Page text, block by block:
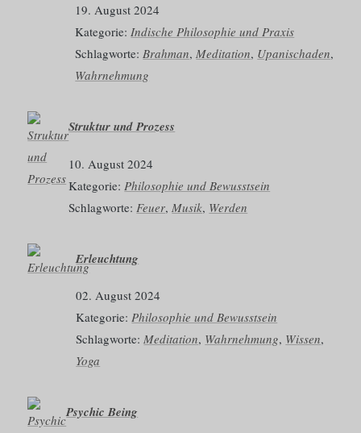
19. August 2024
Kategorie: Indische Philosophie und Praxis
Schlagworte: Brahman, Meditation, Upanischaden
Wahrnehmung
Struktur und Prozess
10. August 2024
Kategorie: Philosophie und Bewusstsein
Schlagworte: Feuer, Musik, Werden
Erleuchtung
02. August 2024
Kategorie:Philosophie und Bewusstsein
Schlagworte:Meditation, Wahrnehmung, Wissen
Yoga
Psychic Being